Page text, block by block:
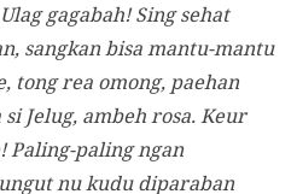
gagabah! Sing sehat
sangkan bisa mantu-mantu
tong rea omong, paehan
Jelug, ambeh rosa. Keur
Paling-paling ngan
nu kudu diparaban